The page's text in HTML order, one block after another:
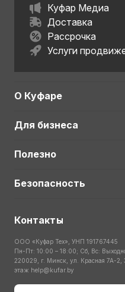
Куфар Медиа
Доставка
Рассрочка
Услуги
О Куфаре
Для бизнеса
Полезно
Безопасность
Контакты
ООО «Куфар Тех», УНП 191767445
Пн-Пт: 10:00 – 18:00; Сб, Вс:
220029, г. Минск, ул. Красная 7А-2,
этаж help@kufar.by